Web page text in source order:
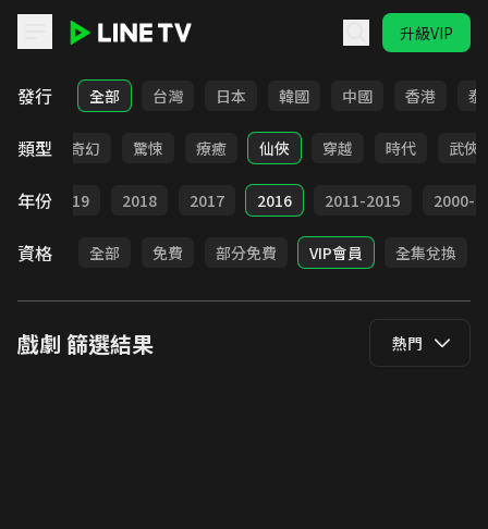
升級VIP
LINE TV - 戲劇
發行 全部 台灣 日本 韓國 中國 香港 泰
類型
BL 奇幻 驚悚 療癒 仙俠 穿越 時代 武俠
年份 2019 2018 2017 2016 2011-2015 2000-
資格 全部 免費 部分免費 VIP會員 全集兌換
戲劇 篩選結果 熱門